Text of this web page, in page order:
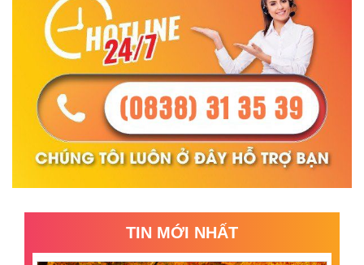
TIN MỚI NHẤT